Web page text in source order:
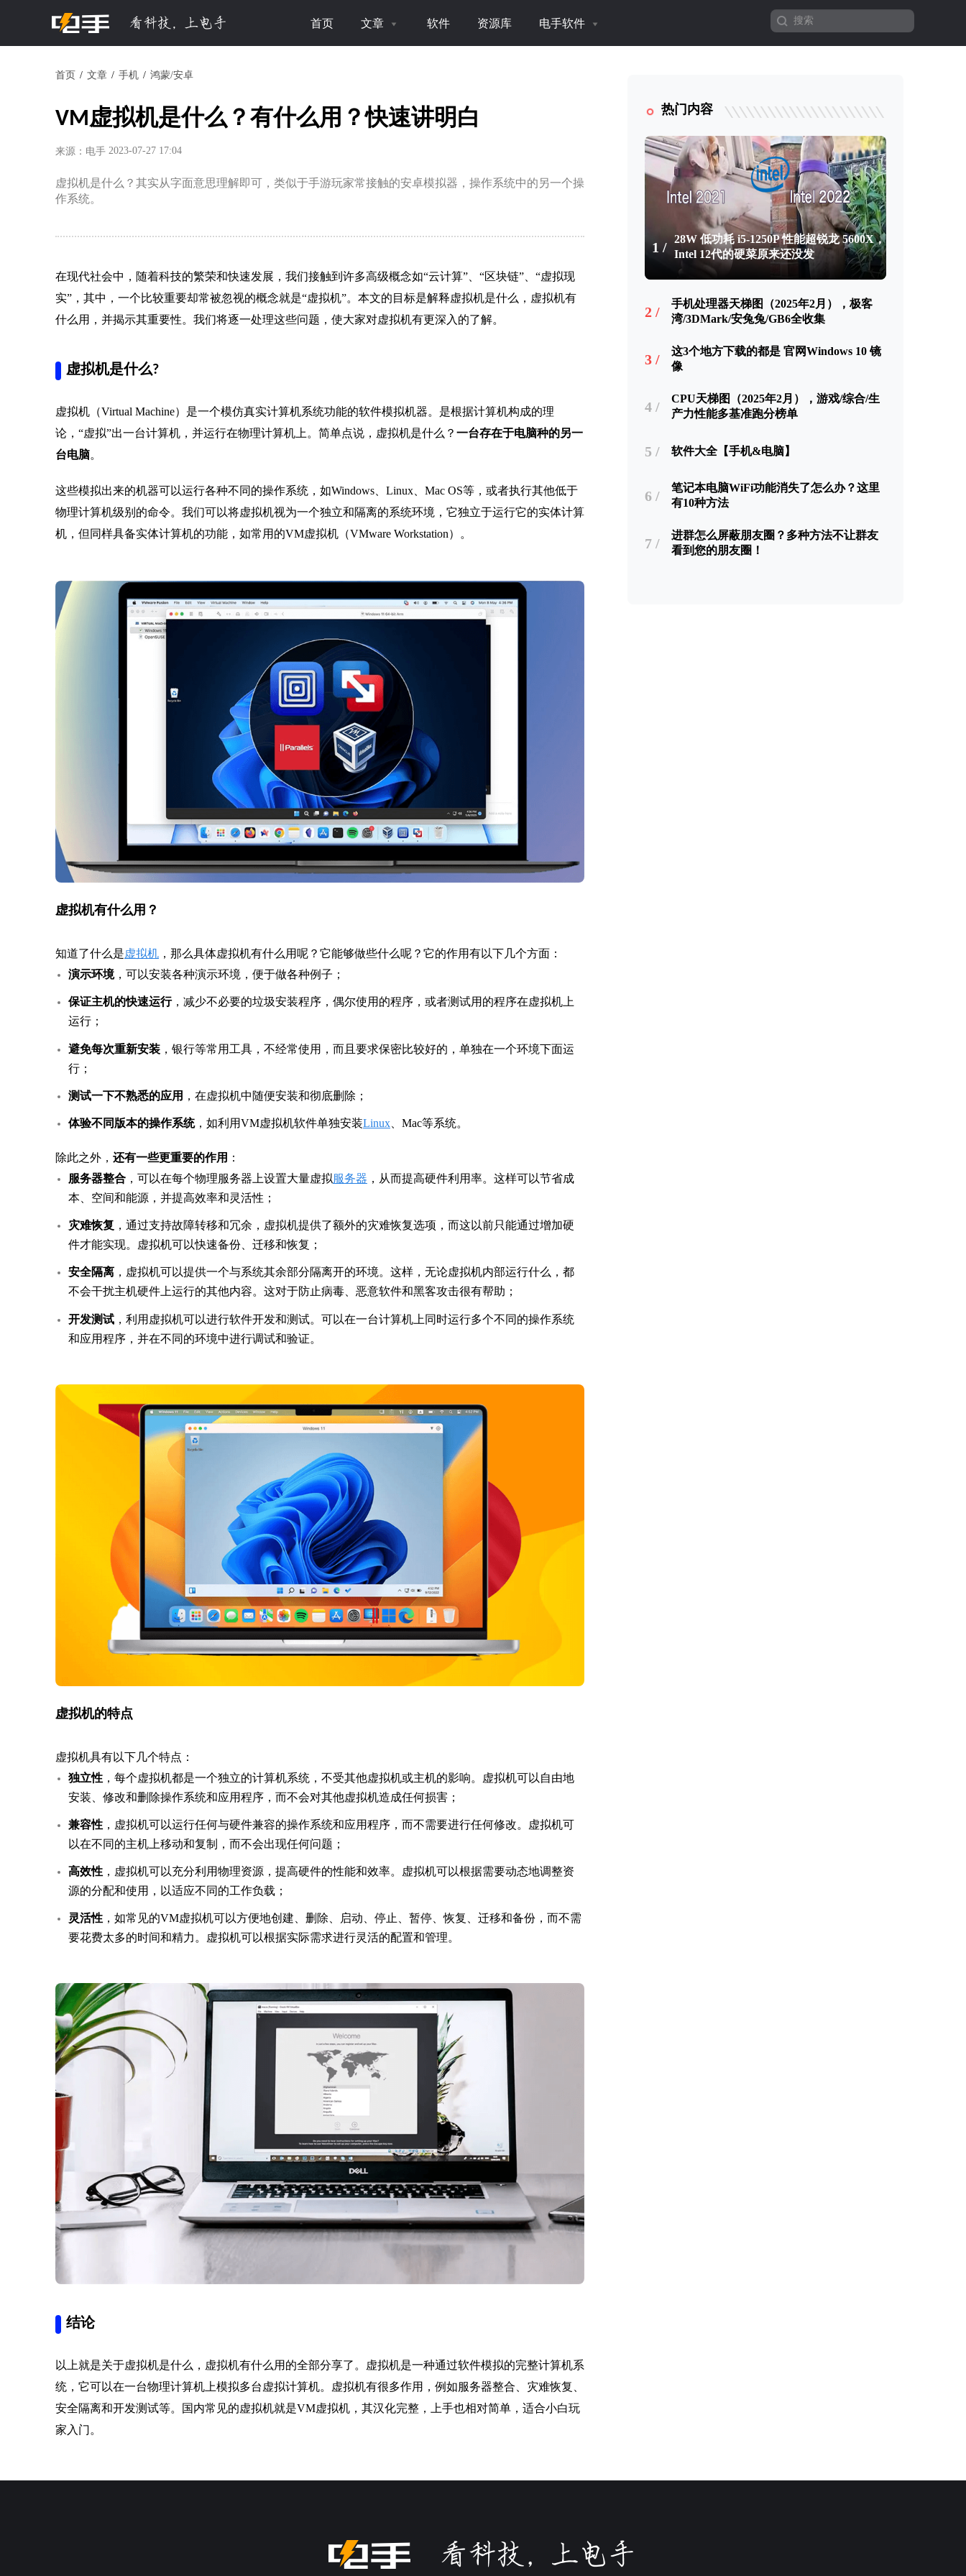
首页 文章 软件 资源库 电手软件
首页 文章 手机 鸿蒙/安卓
VM虚拟机是什么？有什么用？快速讲明白
来源：电手 2023-07-27 17:04
虚拟机是什么？其实从字面意思理解即可，类似于手游玩家常接触的安卓模拟器，操作系统中的另一个操
作系统。
在现代社会中，随着科技的繁荣和快速发展，我们接触到许多高级概念如“云计算”、“区块链”、“虚拟现
实”，其中，一个比较重要却常被忽视的概念就是“虚拟机”。本文的目标是解释虚拟机是什么，虚拟机有
什么用，并揭示其重要性。我们将逐一处理这些问题，使大家对虚拟机有更深入的了解。
虚拟机是什么?
虚拟机（Virtual Machine）是一个模仿真实计算机系统功能的软件模拟机器。是根据计算机构成的理
论，“虚拟”出一台计算机，并运行在物理计算机上。简单点说，虚拟机是什么？ 一台存在于电脑种的另一
台电脑。
这些模拟出来的机器可以运行各种不同的操作系统，如Windows、Linux、Mac OS等，或者执行其他低于
物理计算机级别的命令。我们可以将虚拟机视为一个独立和隔离的系统环境，它独立于运行它的实体计算
机，但同样具备实体计算机的功能，如常用的VM虚拟机（VMware Workstation）。
虚拟机有什么用？
知道了什么是虚拟机 ，那么具体虚拟机有什么用呢？它能够做些什么呢？它的作用有以下几个方面：
演示环境，可以安装各种演示环境，便于做各种例子；
保证主机的快速运行，减少不必要的垃圾安装程序，偶尔使用的程序，或者测试用的程序在虚拟机上
运行；
避免每次重新安装 ，银行等常用工具，不经常使用，而且要求保密比较好的，单独在一个环境下面运
行；
测试一下不熟悉的应用 ，在虚拟机中随便安装和彻底删除；
体验不同版本的操作系统，如利用VM虚拟机软件单独安装Linux 、Mac等系统。
除此之外， 还有一些更重要的作用 ：
服务器整合 ，可以在每个物理服务器上设置大量虚拟服务器 ，从而提高硬件利用率。这样可以节省成
本、空间和能源，并提高效率和灵活性；
灾难恢复 ，通过支持故障转移和冗余，虚拟机提供了额外的灾难恢复选项，而这以前只能通过增加硬
件才能实现。虚拟机可以快速备份、迁移和恢复；
安全隔离 ，虚拟机可以提供一个与系统其余部分隔离开的环境。这样，无论虚拟机内部运行什么，都
不会干扰主机硬件上运行的其他内容。这对于防止病毒、恶意软件和黑客攻击很有帮助；
开发测试 ，利用虚拟机可以进行软件开发和测试。可以在一台计算机上同时运行多个不同的操作系统
和应用程序，并在不同的环境中进行调试和验证。
虚拟机的特点
虚拟机具有以下几个特点：
独立性 ，每个虚拟机都是一个独立的计算机系统，不受其他虚拟机或主机的影响。虚拟机可以自由地
安装、修改和删除操作系统和应用程序，而不会对其他虚拟机造成任何损害；
兼容性 ，虚拟机可以运行任何与硬件兼容的操作系统和应用程序，而不需要进行任何修改。虚拟机可
以在不同的主机上移动和复制，而不会出现任何问题；
高效性 ，虚拟机可以充分利用物理资源，提高硬件的性能和效率。虚拟机可以根据需要动态地调整资
源的分配和使用，以适应不同的工作负载；
灵活性 ，如常见的VM虚拟机可以方便地创建、删除、启动、停止、暂停、恢复、迁移和备份，而不需
要花费太多的时间和精力。虚拟机可以根据实际需求进行灵活的配置和管理。
结论
以上就是关于虚拟机是什么，虚拟机有什么用的全部分享了。虚拟机是一种通过软件模拟的完整计算机系
统，它可以在一台物理计算机上模拟多台虚拟计算机。虚拟机有很多作用，例如服务器整合、灾难恢复、
安全隔离和开发测试等。国内常见的虚拟机就是VM虚拟机，其汉化完整，上手也相对简单，适合小白玩
家入门。
热门内容
1 /
28W 低功耗 i5-1250P 性能超锐龙 5600X，
Intel 12代的硬菜原来还没发
2 /
手机处理器天梯图（2025年2月），极客
湾/3DMark/安兔兔/GB6全收集
3 /
这3个地方下载的都是 官网Windows 10 镜
像
4 /
CPU天梯图（2025年2月），游戏/综合/生
产力性能多基准跑分榜单
5 / 软件大全【手机&电脑】
6 /
笔记本电脑WiFi功能消失了怎么办？这里
有10种方法
7 /
进群怎么屏蔽朋友圈？多种方法不让群友
看到您的朋友圈！